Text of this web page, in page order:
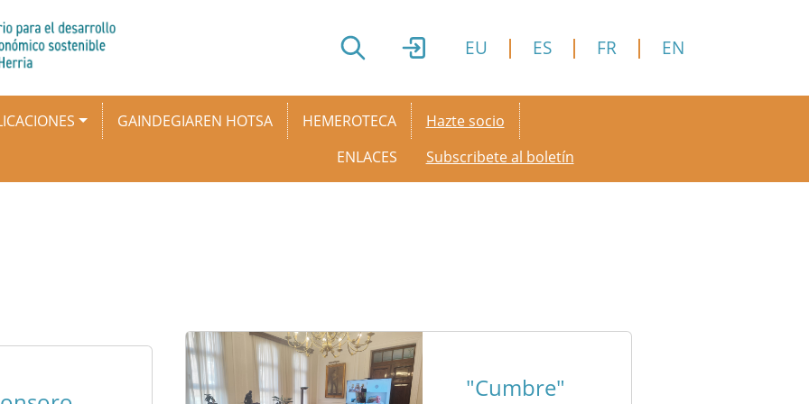
EU ES FR EN
GAINDEGIAREN HOTSA
HEMEROTECA
ENLACES
Secondary menu
Hazte socio
Subscribete al boletín
"Cumbre"